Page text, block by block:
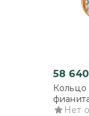
58 640
Кольцо
Нет